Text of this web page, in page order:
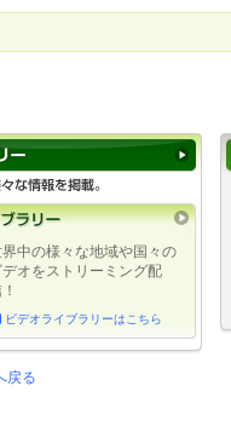
中の様々な地域や国々の
デオをストリーミング配
ビデオライブラリーはこちら
戻る